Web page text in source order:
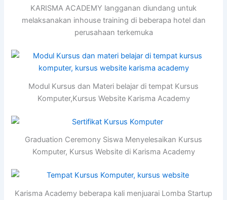
KARISMA ACADEMY langganan diundang untuk
melaksanakan inhouse training di beberapa hotel dan
perusahaan terkemuka
Modul Kursus dan Materi belajar di tempat Kursus
Komputer,Kursus Website Karisma Academy
Graduation Ceremony Siswa Menyelesaikan Kursus
Komputer, Kursus Website di Karisma Academy
Karisma Academy beberapa kali menjuarai Lomba Startup